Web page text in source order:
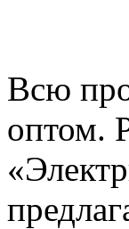
Всю
оптом.